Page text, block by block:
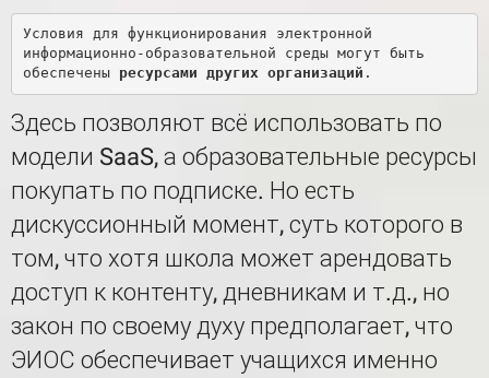
Условия для функционирования электронной
информационно-образовательной среды могут быть
обеспечены ресурсами других организаций
Здесь позволяют всё использовать по
модели SaaS, а образовательные ресурсы
покупать по подписке. Но есть
дискуссионный момент, суть которого в
том, что хотя школа может арендовать
доступ к контенту, дневникам и т.д., но
закон по своему духу предполагает, что
ЭИОС обеспечивает учащихся именно